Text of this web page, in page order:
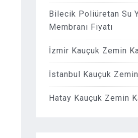
Bilecik Poliüretan Su
Membranı Fiyatı
İzmir Kauçuk Zemin
İstanbul Kauçuk
Hatay Kauçuk Zemin